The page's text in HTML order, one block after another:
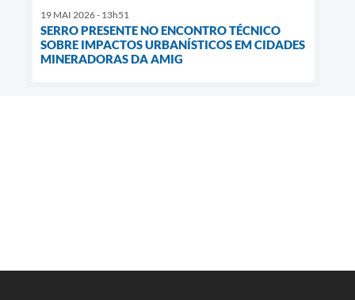
19 MAI 2026 - 13h51
SERRO PRESENTE NO ENCONTRO TÉCNICO
SOBRE IMPACTOS URBANÍSTICOS EM CIDADES
MINERADORAS DA AMIG